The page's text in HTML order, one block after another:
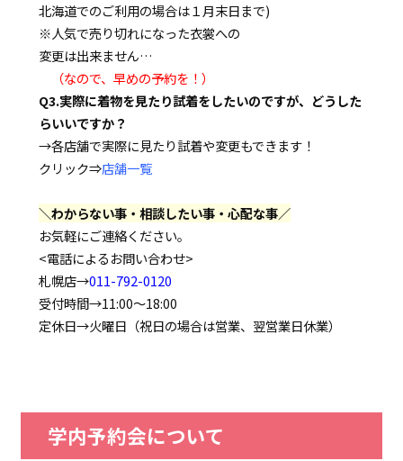
北海道でのご利用の場合は１月末日まで)
※人気で売り切れになった衣裳への
変更は出来ません…
（なので、早めの予約を！）
Q3.実際に着物を見たり試着をしたいのですが、どうした
らいいですか？
→各店舗で実際に見たり試着や変更もできます！
クリック⇒店舗一覧
＼わからない事・相談したい事・心配な事／
お気軽にご連絡ください。
<電話によるお問い合わせ>
札幌店→011-792-0120
受付時間→11:00～18:00
定休日→火曜日（祝日の場合は営業、翌営業日休業）
学内予約会について